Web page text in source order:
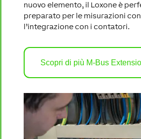
nuovo elemento, il Loxone è
preparato per le misurazioni
l’integrazione con i contatori.
Scopri di più M-Bus